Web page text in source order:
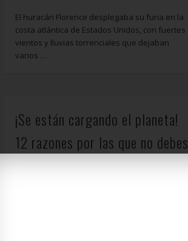
El huracán Florence desplegaba su furia en la
costa atlántica de Estados Unidos, con fuertes
vientos y lluvias torrenciales que dejaban
varios …
¡Se están cargando el planeta!
12 razones por las que no debes
usar bolsas de plástico